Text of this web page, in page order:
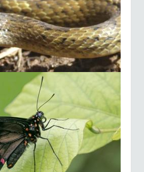
Fiche espèce
Anolis marbré (L') |
Ctenonotus
marmoratus
2025-12-03
Anolis marbré (L') |
Ctenonotus
marmoratus
2025-12-03
Fiche espèce
Colombe à croissant |
Geotrygon mystacea
2025-12-03
Anolis marbré (L') |